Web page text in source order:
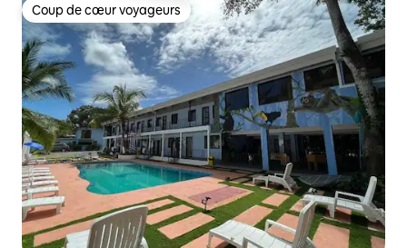
Coup de cœur voyageurs
Coup de cœur voyageurs